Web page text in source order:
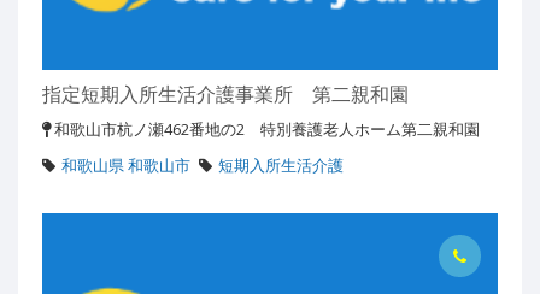
指定短期入所生活介護事業所 第二親和園
和歌山市杭ノ瀬462番地の2 特別養護老人ホーム第二親和園
和歌山県 和歌山市
短期入所生活介護